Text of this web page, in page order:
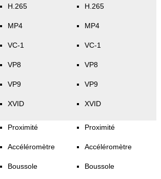
H.265
MP4
VC-1
VP8
VP9
XVID
H.265
MP4
VC-1
VP8
VP9
XVID
Proximité
Accéléromètre
Boussole
Proximité
Accéléromètre
Boussole